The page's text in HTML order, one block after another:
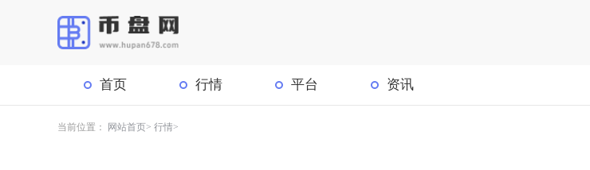
首页 行情 平台 资讯
当前位置： 网站首页 行情